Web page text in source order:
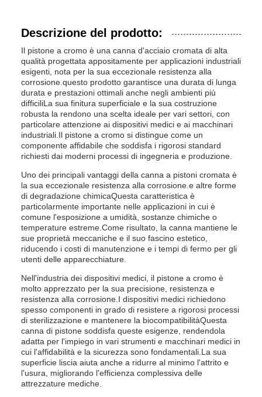
Descrizione del prodotto:
Il pistone a cromo è una canna d'acciaio cromata di alta
qualità progettata appositamente per applicazioni industriali
esigenti, nota per la sua eccezionale resistenza alla
corrosione.questo prodotto garantisce una durata di lunga
durata e prestazioni ottimali anche negli ambienti più
difficiliLa sua finitura superficiale e la sua costruzione
robusta la rendono una scelta ideale per vari settori, con
particolare attenzione ai dispositivi medici e ai macchinari
industriali.Il pistone a cromo si distingue come un
componente affidabile che soddisfa i rigorosi standard
richiesti dai moderni processi di ingegneria e produzione.
Uno dei principali vantaggi della canna a pistoni cromata è
la sua eccezionale resistenza alla corrosione.e altre forme
di degradazione chimicaQuesta caratteristica è
particolarmente importante nelle applicazioni in cui è
comune l'esposizione a umidità, sostanze chimiche o
temperature estreme.Come risultato, la canna mantiene le
sue proprietà meccaniche e il suo fascino estetico,
riducendo i costi di manutenzione e i tempi di fermo per gli
utenti delle apparecchiature.
Nell'industria dei dispositivi medici, il pistone a cromo è
molto apprezzato per la sua precisione, resistenza e
resistenza alla corrosione.I dispositivi medici richiedono
spesso componenti in grado di resistere a rigorosi processi
di sterilizzazione e mantenere la biocompatibilitàQuesta
canna di pistone soddisfa queste esigenze, rendendola
adatta per l'impiego in vari strumenti e macchinari medici in
cui l'affidabilità e la sicurezza sono fondamentali.La sua
superficie liscia aiuta anche a ridurre al minimo l'attrito e
l'usura, migliorando l'efficienza complessiva delle
attrezzature mediche.